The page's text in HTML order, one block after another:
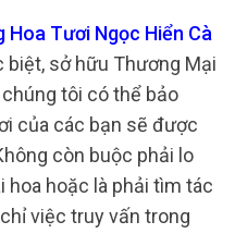
Hoa Tươi Ngọc Hiển Cà
biệt, sở hữu Thương Mại
tôi có thể bảo
của các bạn sẽ được
còn buộc phải lo
hoa hoặc là phải tìm tác
việc truy vấn trong